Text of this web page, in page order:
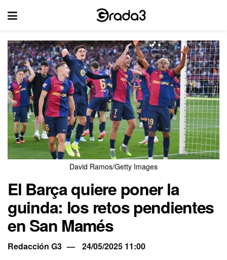
David Ramos/Getty Images
El Barça quiere poner la
guinda: los retos pendientes
en San Mamés
Redacción G3 24/05/2025 11:00